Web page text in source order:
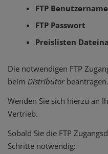
FTP Benutzername
FTP Passwort
Preislisten
Die notwendigen FTP
beim Distributorbeantragen.
Wenden Sie sich hierzu an
Vertrieb.
Sobald Sie die FTP
Schritte notwendig: